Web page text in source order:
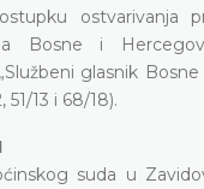
ostvarivanja
Bosne i
glasnik
51/13 i 68/18).
suda u